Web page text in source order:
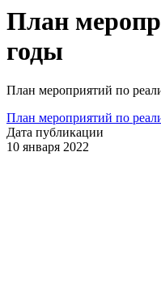
План
годы
План мероприятий по
План мероприятий по
Дата публикации
10 января 2022